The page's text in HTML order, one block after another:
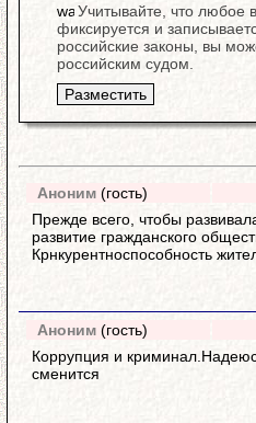
Учитывайте, что любое
фиксируется и
российские законы, вы
российским судом.
Аноним (гость)
Прежде всего, чтобы
развитие гражданского
Крнкурентноспособность
Аноним (гость)
Коррупция и
сменится